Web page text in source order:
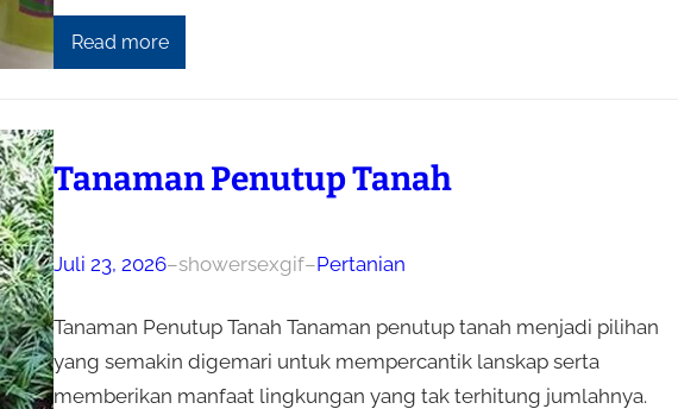
Read more
Tanaman Penutup Tanah
Juli 23, 2026–showersexgif–Pertanian
Tanaman Penutup Tanah Tanaman penutup tanah menjadi pilihan
yang semakin digemari untuk mempercantik lanskap serta
memberikan manfaat lingkungan yang tak terhitung jumlahnya.